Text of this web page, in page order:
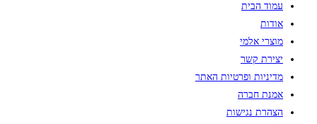
עמוד הבית
אודות
מוצרי אלמי
יצירת קשר
מדיניות ופרטיות האתר
אמנת חברה
הצהרת נגישות